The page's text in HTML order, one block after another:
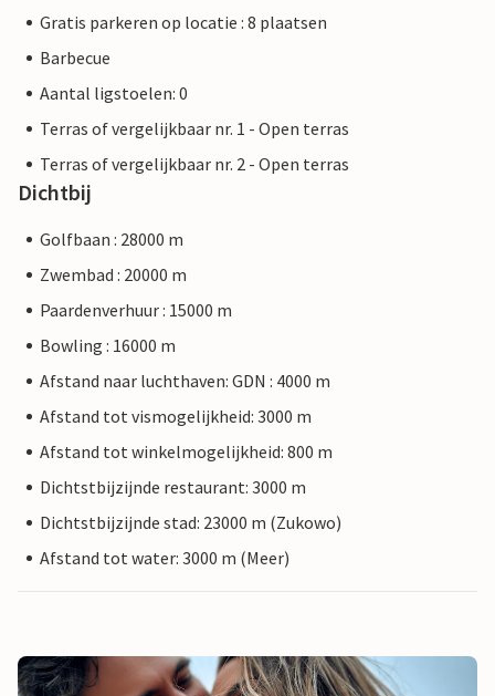
Gratis parkeren op locatie : 8 plaatsen
Barbecue
Aantal ligstoelen: 0
Terras of vergelijkbaar nr. 1 - Open terras
Terras of vergelijkbaar nr. 2 - Open terras
Dichtbij
Golfbaan : 28000 m
Zwembad : 20000 m
Paardenverhuur : 15000 m
Bowling : 16000 m
Afstand naar luchthaven: GDN : 4000 m
Afstand tot vismogelijkheid: 3000 m
Afstand tot winkelmogelijkheid: 800 m
Dichtstbijzijnde restaurant: 3000 m
Dichtstbijzijnde stad: 23000 m (Zukowo)
Afstand tot water: 3000 m (Meer)